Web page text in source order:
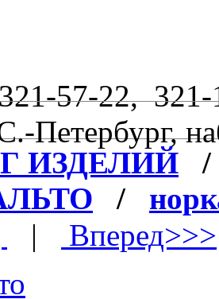
57-22,
Петербург,
ИЗДЕЛИЙ
/
| Вперед>>>